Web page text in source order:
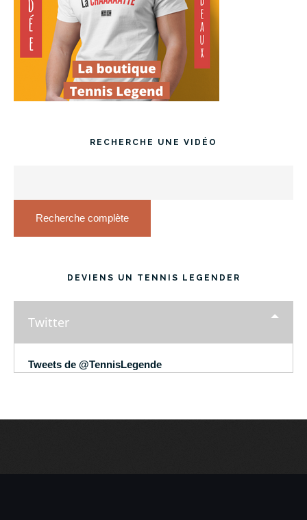
RECHERCHE UNE VIDÉO
Recherche complète
DEVIENS UN TENNIS LEGENDER
Twitter
Tweets de @TennisLegende